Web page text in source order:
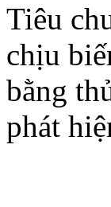
Tiêu
chịu
bằng
phát